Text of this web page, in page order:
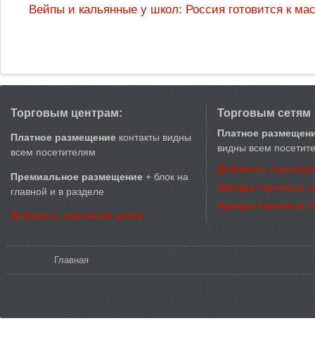
Вейпы и кальянные у школ: Россия готовится к
Торговым центрам:
Платное размещение контакты видны
всем посетителям
Премиальное размещение + блок на
главной и в разделе
Добавить торговый центр
Торговым сетям
Платное
видны всем
Добавить
Аренда торговых
Аренда торговых
Главная